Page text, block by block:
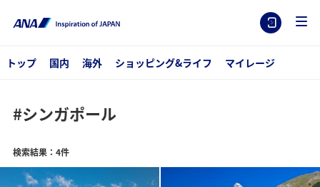
トップ 国内 海外 ショッピング&ライフ マイレージ
#シンガポール
検索結果：4件